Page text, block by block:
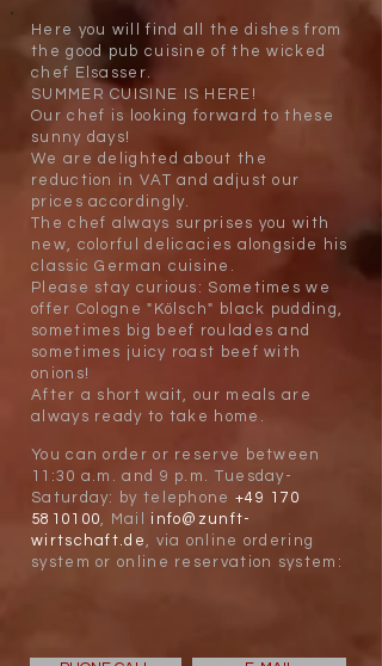
Here you will find all the dishes from
the good pub cuisine of the wicked
chef Elsasser.
SUMMER CUISINE IS HERE!
Our chef is looking forward to these
sunny days!
We are delighted about the
reduction in VAT and adjust our
prices accordingly.
The chef always surprises you with
new, colorful delicacies alongside his
classic German cuisine.
Please stay curious: Sometimes we
offer Cologne "Kölsch" black pudding,
sometimes big beef roulades and
sometimes juicy roast beef with
onions!
After a short wait, our meals are
always ready to take home.
You can order or reserve between
11:30 a.m. and 9 p.m. Tuesday-
Saturday: by telephone +49 170
5810100, Mail info@zunft-
wirtschaft.de, via online ordering
system or online reservation system: